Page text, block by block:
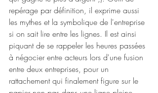
repérage par définition, il exprime aussi
les mythes et la symbolique de l'entreprise
si on sait lire entre les lignes. Il est ainsi
piquant de se rappeler les heures passées
à négocier entre acteurs lors d'une fusion
entre deux entreprises, pour un
rattachement qui finalement figure sur le